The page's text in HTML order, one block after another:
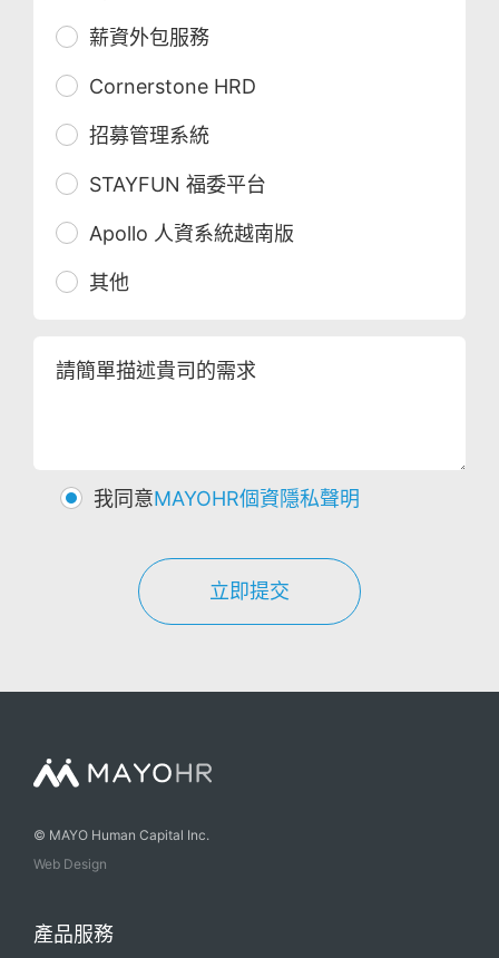
薪資外包服務
Cornerstone HRD
招募管理系統
STAYFUN 福委平台
Apollo 人資系統越南版
其他
請簡單描述貴司的需求
我同意MAYOHR個資隱私聲明
立即提交
© MAYO Human Capital Inc.
Web Design
產品服務